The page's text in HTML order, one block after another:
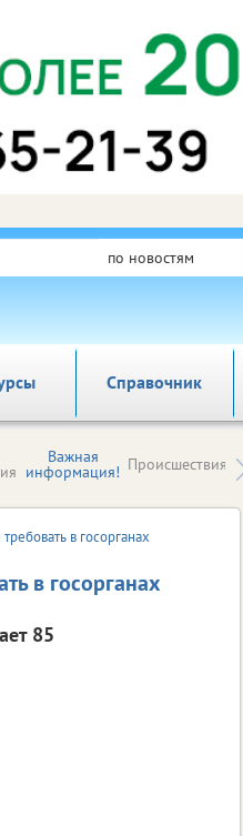
по новостям
Справочник
Важная
информация! Происшествия
в госорганах
в госорганах
85